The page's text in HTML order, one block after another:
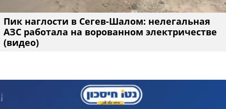
Пик наглости в Сегев-Шалом: нелегальная
АЗС работала на ворованном электричестве
(видео)